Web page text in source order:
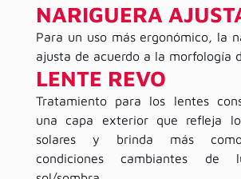
NARIGUERA
Para un uso más ergonómico, la
ajusta de acuerdo a la morfología
LENTE REVO
Tratamiento para los lentes
una capa exterior que refleja
solares y brinda más
condiciones cambiantes de